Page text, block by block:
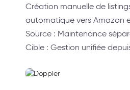
Création manuelle de
automatique vers Amazon
Source : Maintenance
Cible : Gestion unifiée